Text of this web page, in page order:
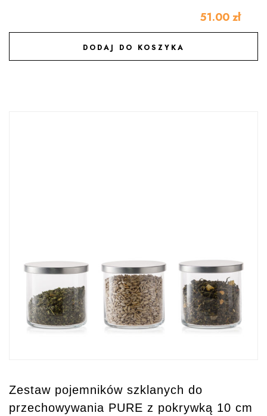
51.00 zł
DODAJ DO KOSZYKA
DODAJ DO ULUBIONYCH
Zestaw pojemników szklanych do
przechowywania PURE z pokrywką 10 cm